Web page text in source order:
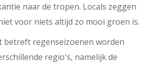
naar de tropen. Locals zeggen
voor niets altijd zo mooi groen is.
betreft regenseizoenen worden
regio's, namelijk de